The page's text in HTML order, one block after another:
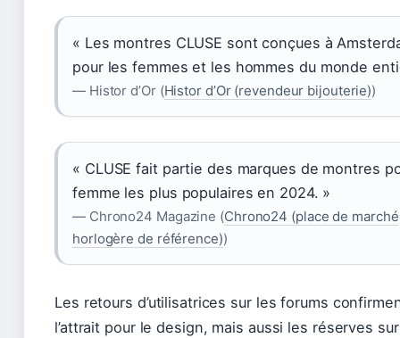
« Les montres CLUSE sont conçues à
pour les femmes et les hommes du monde
— Histor d’Or (Histor d’Or (revendeur bijouterie))
« CLUSE fait partie des marques de montres
femme les plus populaires en 2024. »
— Chrono24 Magazine (Chrono24 (place de marché
horlogère de référence))
Les retours d’utilisatrices sur les forums
l’attrait pour le design, mais aussi les réserves